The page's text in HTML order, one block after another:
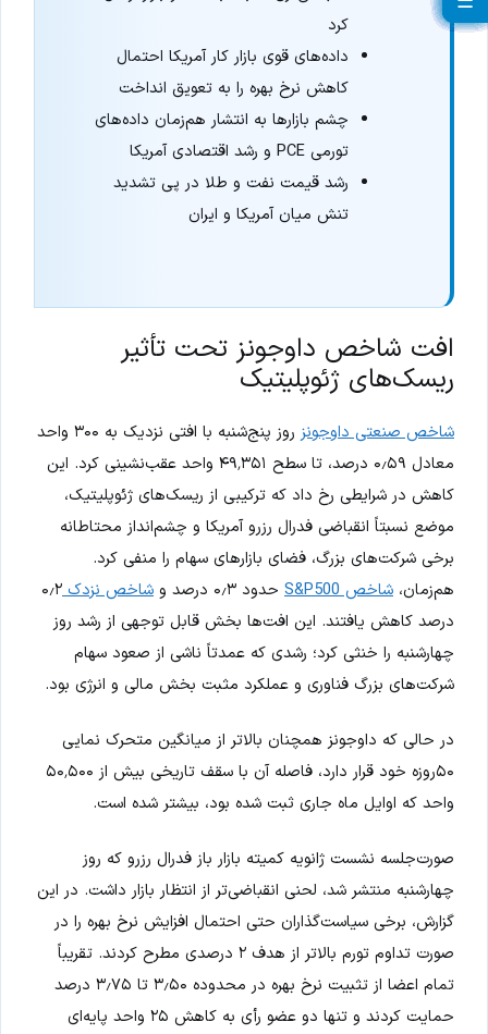
کرد
داده‌های قوی بازار کار آمریکا احتمال
کاهش نرخ بهره را به تعویق انداخت
چشم بازارها به انتشار هم‌زمان داده‌های
تورمی PCE و رشد اقتصادی آمریکا
رشد قیمت نفت و طلا در پی تشدید
تنش میان آمریکا و ایران
افت شاخص داوجونز تحت تأثیر
ریسک‌های ژئوپلیتیک
شاخص صنعتی داوجونز
روز پنج‌شنبه با افتی نزدیک به ۳۰۰ واحد
معادل ۰٫۵۹ درصد، تا سطح ۴۹٬۳۵۱ واحد عقب‌نشینی کرد. این
کاهش در شرایطی رخ داد که ترکیبی از ریسک‌های ژئوپلیتیک،
موضع نسبتاً انقباضی فدرال رزرو آمریکا و چشم‌انداز محتاطانه
برخی شرکت‌های بزرگ، فضای بازارهای سهام را منفی کرد.
هم‌زمان، شاخص S&P500 حدود ۰٫۳ درصد و شاخص نزدک۰٫۲
درصد کاهش یافتند. این افت‌ها بخش قابل توجهی از رشد روز
چهارشنبه را خنثی کرد؛ رشدی که عمدتاً ناشی از صعود سهام
شرکت‌های بزرگ فناوری و عملکرد مثبت بخش مالی و انرژی بود.
در حالی که داوجونز همچنان بالاتر از میانگین متحرک نمایی
۵۰روزه خود قرار دارد، فاصله آن با سقف تاریخی بیش از ۵۰٬۵۰۰
واحد که اوایل ماه جاری ثبت شده بود، بیشتر شده است.
صورت‌جلسه نشست ژانویه کمیته بازار باز فدرال رزرو که روز
چهارشنبه منتشر شد، لحنی انقباضی‌تر از انتظار بازار داشت. در این
گزارش، برخی سیاست‌گذاران حتی احتمال افزایش نرخ بهره را در
صورت تداوم تورم بالاتر از هدف ۲ درصدی مطرح کردند. تقریباً
تمام اعضا از تثبیت نرخ بهره در محدوده ۳٫۵۰ تا ۳٫۷۵ درصد
حمایت کردند و تنها دو عضو رأی به کاهش ۲۵ واحد پایه‌ای